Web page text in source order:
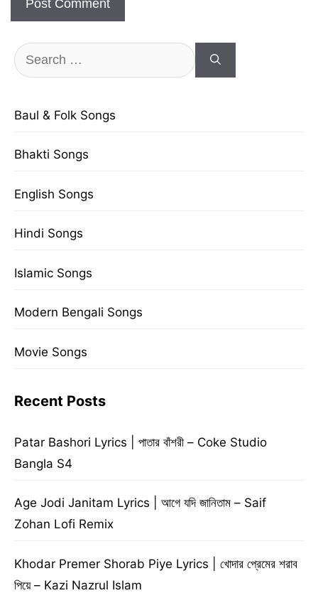
Search
for:
Baul & Folk Songs
Bhakti Songs
English Songs
Hindi Songs
Islamic Songs
Modern Bengali Songs
Movie Songs
Recent Posts
Patar Bashori Lyrics | পাতার বাঁশরী – Coke Studio
Bangla S4
Age Jodi Janitam Lyrics | আগে যদি জানিতাম – Saif
Zohan Lofi Remix
Khodar Premer Shorab Piye Lyrics | খোদার প্রেমের শরাব
পিয়ে – Kazi Nazrul Islam